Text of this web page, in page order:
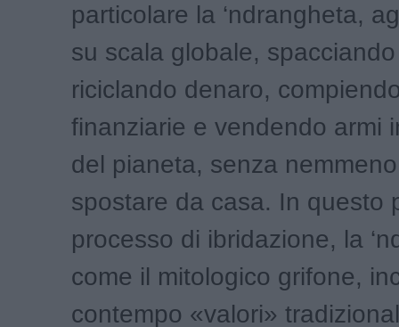
particolare la ‘ndrangheta,
su scala globale,
riciclando denaro,
finanziarie e vendendo armi
del pianeta, senza
spostare da casa. In questo
processo di ibridazione, la
come il mitologico grifone,
contempo «valori»